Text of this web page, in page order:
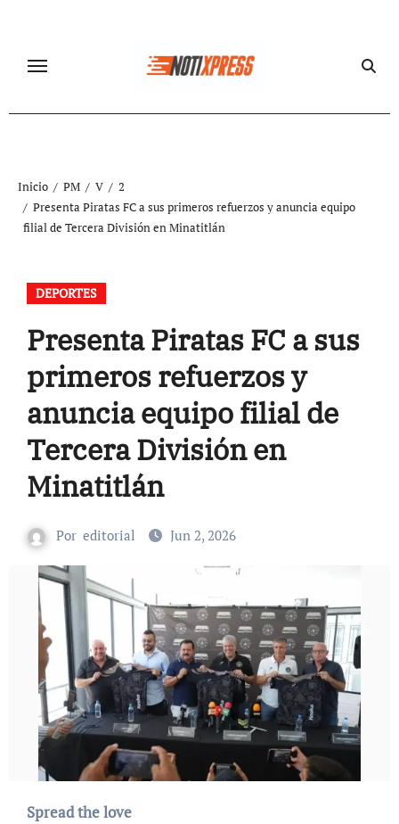
contenido
Inicio PM V
2
Presenta Piratas FC a sus primeros refuerzos y anuncia equipo
filial de Tercera División en Minatitlán
DEPORTES
Presenta Piratas FC a sus
primeros refuerzos y
anuncia equipo filial de
Tercera División en
Minatitlán
Por editorial Jun 2, 2026
Spread the love